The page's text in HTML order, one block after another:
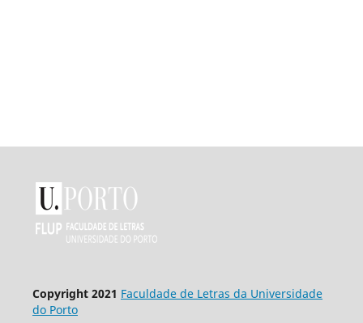
Copyright 2021 Faculdade de Letras da Universidade
do Porto